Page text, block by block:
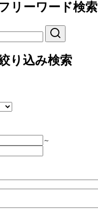
リーワード検索
り込み検索
～